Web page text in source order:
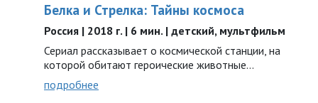
Белка и Стрелка: Тайны космоса
Россия | 2018 г. | 6 мин. | детский, мультфильм
Сериал рассказывает о космической станции, на
которой обитают героические животные…
подробнее